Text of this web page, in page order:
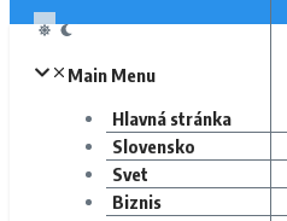
Main Menu
Hlavná stránka
Slovensko
Svet
Biznis